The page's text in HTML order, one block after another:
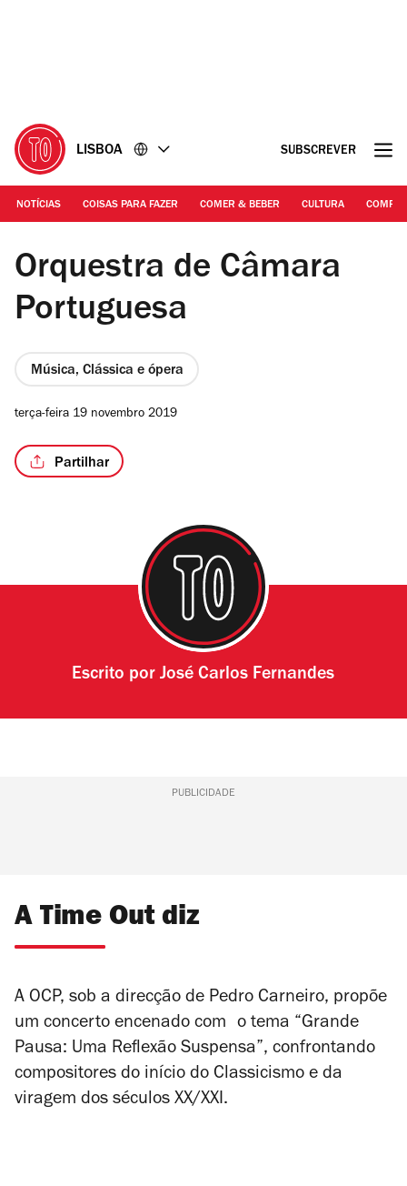
LISBOA SUBSCREVER
NOTÍCIAS COISAS PARA FAZER COMER & BEBER CULTURA
©DR
Orquestra de Câmara
Portuguesa
Música, Clássica e ópera
terça-feira 19 novembro 2019
Partilhar
Escrito porJosé Carlos Fernandes
PUBLICIDADE
A Time Out diz
A OCP, sob a direcção de Pedro Carneiro, propõe
um concerto encenado com o tema “Grande
Pausa: Uma Reflexão Suspensa”, confrontando
compositores do início do Classicismo e da
viragem dos séculos XX/XXI.